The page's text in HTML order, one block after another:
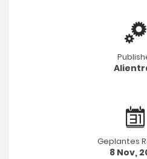
Geplantes
8 Nov,